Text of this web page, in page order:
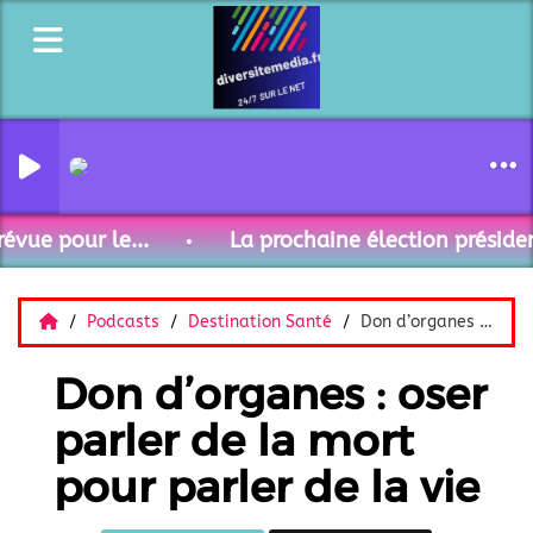
Santé 12-
pour le... La prochaine élection
Podcasts Destination Santé Don d’organes : oser parler de la mort pour parler de la vie
Don d’organes : oser
parler de la mort
pour parler de la vie